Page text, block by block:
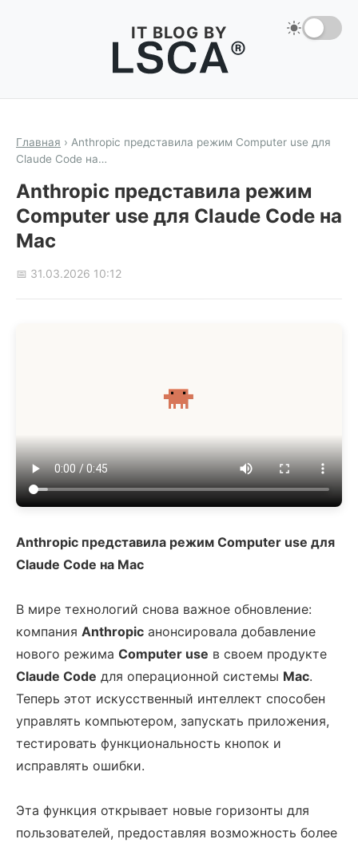
IT BLOG BY
Главная › Anthropic представила режим Computer use для
Claude Code на…
Anthropic представила режим
Computer use для Claude Code на
Mac
📅 31.03.2026 10:12
Anthropic представила режим Computer use для
Claude Code на Mac
В мире технологий снова важное обновление:
компания Anthropic анонсировала добавление
нового режима Computer use в своем продукте
Claude Code для операционной системы Mac.
Теперь этот искусственный интеллект способен
управлять компьютером, запускать приложения,
тестировать функциональность кнопок и
исправлять ошибки.
Эта функция открывает новые горизонты для
пользователей, предоставляя возможность более